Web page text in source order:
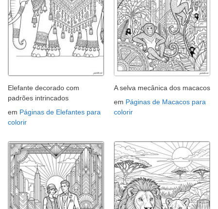
Elefante decorado com
padrões intrincados
em Páginas de Elefantes para
colorir
A selva mecânica dos macacos
em Páginas de Macacos para
colorir